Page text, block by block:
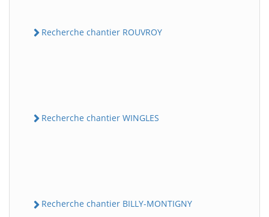
Recherche chantier ROUVROY
Recherche chantier WINGLES
Recherche chantier BILLY-MONTIGNY